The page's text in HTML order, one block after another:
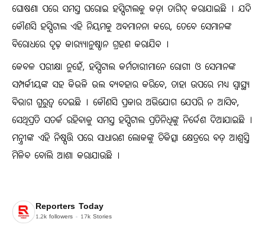
ଘୋଷଣା ପରେ ସମସ୍ତ ଘରୋଇ ହସ୍ପିଟାଲକୁ କଡ଼ା ତାଗିଦ୍ କରାଯାଇଛି । ଯଦି
କୌଣସି ହସ୍ପିଟାଲ ଏହି ନିୟମକୁ ଅବମାନନା କରେ, ତେବେ ସେମାନଙ୍କ
ବିରୋଧରେ ଦୃଢ଼ କାର‌୍ୟ୍ୟାନୁଷ୍ଠାନ ଗ୍ରହଣ କରାଯିବ ।
କେବଳ ପରୀକ୍ଷା ନୁହେଁ, ହସ୍ପିଟାଲ କର୍ମଚାରୀମାନେ ରୋଗୀ ଓ ସେମାନଙ୍କ
ସମ୍ପର୍କୀୟଙ୍କ ସହ କିଭଳି ଭଲ ବ୍ୟବହାର କରିବେ, ତାହା ଉପରେ ମଧ୍ୟ ସ୍ୱାସ୍ଥ୍ୟ
ବିଭାଗ ଗୁରୁତ୍ୱ ଦେଇଛି । କୌଣସି ପ୍ରକାର ଅଭିଯୋଗ ଯେପରି ନ ଆସିବ,
ସେଥିପ୍ରତି ସତର୍କ ରହିବାକୁ ସମସ୍ତ ହସ୍ପିଟାଲ ପ୍ରତିନିଧିଙ୍କୁ ନିର୍ଦ୍ଦେଶ ଦିଆଯାଇଛି ।
ମନ୍ତ୍ରୀଙ୍କ ଏହି ନିଷ୍ପତ୍ତି ପରେ ସାଧାରଣ ଲୋକଙ୍କୁ ଚିକିତ୍ସା କ୍ଷେତ୍ରରେ ବଡ଼ ଆଶ୍ୱସ୍ତି
ମିଳିବ ବୋଲି ଆଶା କରାଯାଉଛି ।
Reporters Today
1.2k followers 17k Stories